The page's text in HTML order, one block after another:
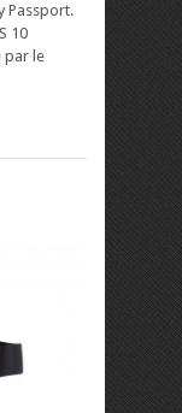
Passport.
10
par le